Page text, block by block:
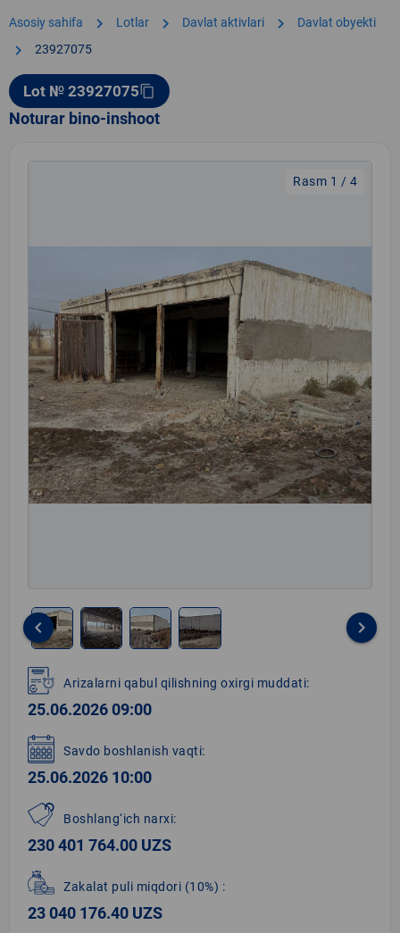
Asosiy sahifa chevron_right Lotlar chevron_right Davlat aktivlari chevron_right Davlat obyekti
chevron_right 23927075
Lot № 23927075content_copy
Noturar bino-inshoot
Rasm 1 / 4
1
of
4
keyboard_arrow_left keyboard_arrow_right
Arizalarni qabul qilishning oxirgi muddati:
25.06.2026 09:00
Savdo boshlanish vaqti:
25.06.2026 10:00
Boshlang‘ich narxi:
230 401 764.00 UZS
Zakalat puli miqdori (10%) :
23 040 176.40 UZS